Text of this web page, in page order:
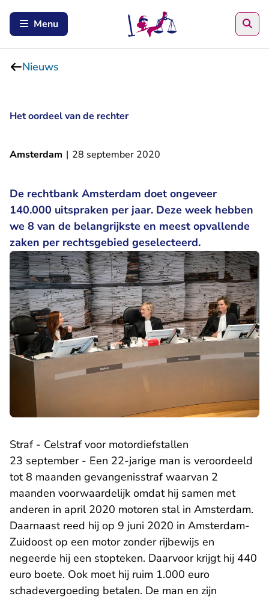
Menu
Nieuws
Het oordeel van de rechter
Amsterdam | 28 september 2020
De rechtbank Amsterdam doet ongeveer
140.000 uitspraken per jaar. Deze week hebben
we 8 van de belangrijkste en meest opvallende
zaken per rechtsgebied geselecteerd.
Straf - Celstraf voor motordiefstallen
23 september - Een 22-jarige man is veroordeeld
tot 8 maanden gevangenisstraf waarvan 2
maanden voorwaardelijk omdat hij samen met
anderen in april 2020 motoren stal in Amsterdam.
Daarnaast reed hij op 9 juni 2020 in Amsterdam-
Zuidoost op een motor zonder rijbewijs en
negeerde hij een stopteken. Daarvoor krijgt hij 440
euro boete. Ook moet hij ruim 1.000 euro
schadevergoeding betalen. De man en zijn